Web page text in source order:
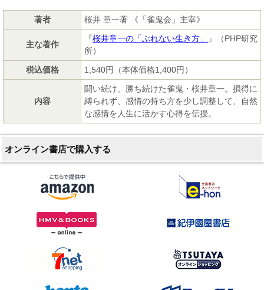
著者 桜井 章一著 《「雀鬼会」主宰》
主な著作
『桜井章一の「ぶれない生き方」
』（PHP研究
所）
税込価格
1,540円（本体価格1,400円）
内容
闘い続け、勝ち続けた雀鬼・桜井章一。損得に
縛られず、感情の持ち方を少し調整して、自然
な感情を人生に活かす心得を伝授。
オンライン書店で購入する